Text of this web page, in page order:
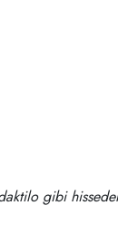
gibi